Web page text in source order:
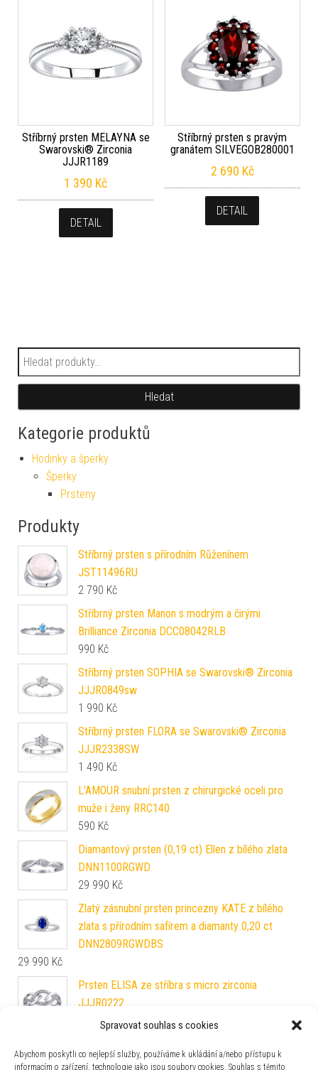
Spravovat souhlas s cookies
Abychom poskytli co nejlepší služby, používáme k ukládání a/nebo přístupu k
informacím o zařízení, technologie jako jsou soubory cookies. Souhlas s těmito
Stříbrný prsten MELAYNA se
Swarovski® Zirconia
JJJR1189
1 390 Kč
DETAIL
Stříbrný prsten s pravým
granátem SILVEGOB280001
2 690 Kč
DETAIL
Hledat:
Hledat
Kategorie produktů
Hodinky a šperky
Šperky
Prsteny
Produkty
Stříbrný prsten s přírodním Růženínem
JST11496RU
2 790 Kč
Stříbrný prsten Manon s modrým a čirými
Brilliance Zirconia DCC08042RLB
990 Kč
Stříbrný prsten SOPHIA se Swarovski® Zirconia
JJJR0849sw
1 990 Kč
Stříbrný prsten FLORA se Swarovski® Zirconia
JJJR2338SW
1 490 Kč
L'AMOUR snubní prsten z chirurgické oceli pro
muže i ženy RRC140
590 Kč
Diamantový prsten (0,19 ct) Ellen z bílého zlata
DNN1100RGWD
29 990 Kč
Zlatý zásnubní prsten princezny KATE z bílého
zlata s přírodním safírem a diamanty 0,20 ct
DNN2809RGWDBS
29 990 Kč
Prsten ELISA ze stříbra s micro zirconia
JJJR0222
2 290Kč
diamantem 0,05 ct DNN5810005RGW